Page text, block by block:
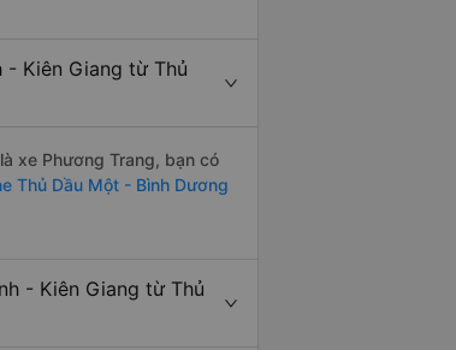
- Kiên Giang từ Thủ
xe Phương Trang, bạn có
Thủ Dầu Một - Bình Dương
- Kiên Giang từ Thủ